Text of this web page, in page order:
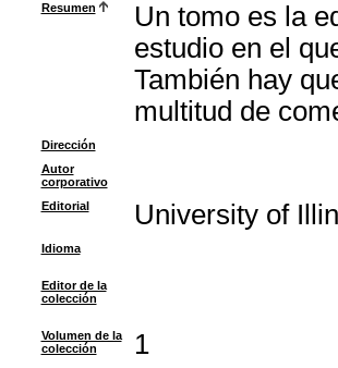
Resumen
Un tomo es la
estudio en el
También hay
multitud de
Dirección
Autor
corporativo
Editorial
University of
Idioma
Editor de la
colección
Volumen de la
colección
1